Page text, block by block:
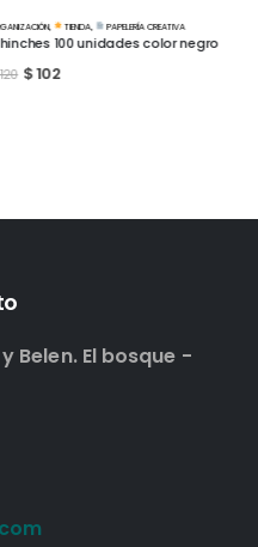
MARCADORES, TIENDA, PAPELERÍA CREATIVA
Marcador Copic Ciao B97 Night
Belen. El bosque -